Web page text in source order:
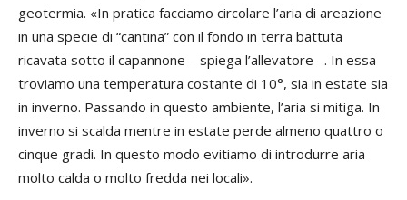
geotermia. «In pratica facciamo circolare l’aria di areazione
in una specie di “cantina” con il fondo in terra battuta
ricavata sotto il capannone – spiega l’allevatore –. In essa
troviamo una temperatura costante di 10°, sia in estate sia
in inverno. Passando in questo ambiente, l’aria si mitiga. In
inverno si scalda mentre in estate perde almeno quattro o
cinque gradi. In questo modo evitiamo di introdurre aria
molto calda o molto fredda nei locali».